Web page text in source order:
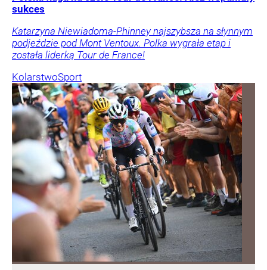
sukces
Katarzyna Niewiadoma-Phinney najszybsza na słynnym
podjeździe pod Mont Ventoux. Polka wygrała etap i
została liderką Tour de France!
KolarstwoSport